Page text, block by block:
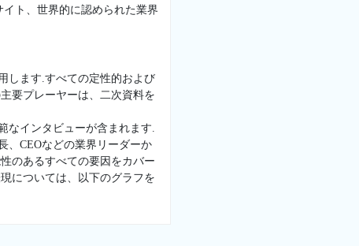
ト、世界的に認められた業界
します.すべての定性的および
要プレーヤーは、二次資料を
なインタビューが含まれます.
、CEOなどの業界リーダーか
のあるすべての要因をカバー
については、以下のグラフを